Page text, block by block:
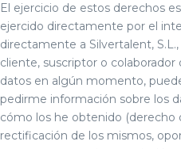
El ejercicio de estos derechos
ejercido directamente por el
directamente a Silvertalent,
cliente, suscriptor o
datos en algún momento,
pedirme información sobre los
cómo los he obtenido (derecho
rectificación de los mismos,